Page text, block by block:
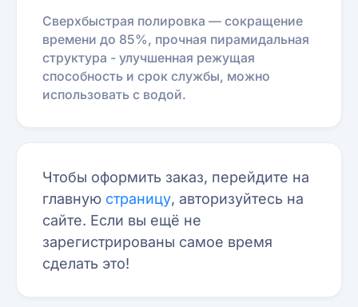
Сверхбыстрая полировка — сокращение
времени до 85%, прочная пирамидальная
структура - улучшенная режущая
способность и срок службы, можно
использовать с водой.
Чтобы оформить заказ, перейдите на
главную страницу, авторизуйтесь на
сайте. Если вы ещё не
зарегистрированы самое время
сделать это!